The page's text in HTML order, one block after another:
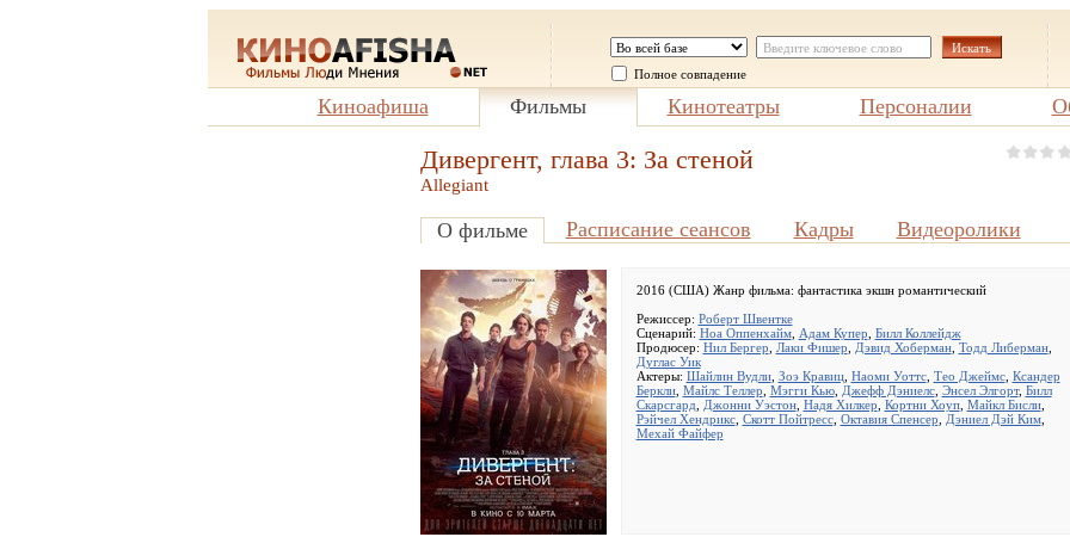
Полное совпадение
Киноафиша Фильмы Кинотеатры Персоналии
Дивергент, глава 3: За стеной
Allegiant
О фильме Расписание сеансов Кадры Видеоролики
2016 (США) Жанр фильма: фантастика экшн романтический
Режиссер: Роберт Швентке
Сценарий: Ноа Оппенхайм, Адам Купер Билл Коллейдж
Продюсер: Нил Бергер Лаки Фишер Дэвид Хоберман, Тодд Либерман,
Дуглас Уик
Актеры: Шайлин Вудли, Зоэ Кравиц, Наоми Уоттс, Тео Джеймс, Ксандер
Беркли, Майлс Теллер Мэгги Кью, Джефф Дэниелс, Энсел Элгорт, Билл
Скарсгард
Джонни Уэстон, Надя Хилкер Кортни Хоуп, Майкл Бисли,
Рэйчел Хендрикс, Скотт Пойтресс, Октавия Спенсер Дэниел Дэй Ким,
Мехай Файфер